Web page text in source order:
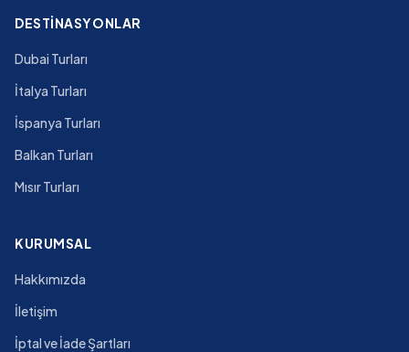
DESTINASYONLAR
Dubai Turları
İtalya Turları
İspanya Turları
Balkan Turları
Mısır Turları
KURUMSAL
Hakkımızda
İletişim
İptal ve İade Şartları